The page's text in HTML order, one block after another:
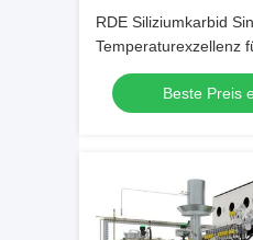
RDE Siliziumkarbid
Temperaturexzellenz
Entwachsen von
0,5-1 bar DruckBeste Preis